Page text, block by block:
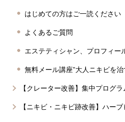
はじめての方はご一読ください
よくあるご質問
エステティシャン、プロフィー
無料メール講座”大人ニキビを治
【クレーター改善】集中プログラ
【ニキビ・ニキビ跡改善】ハー